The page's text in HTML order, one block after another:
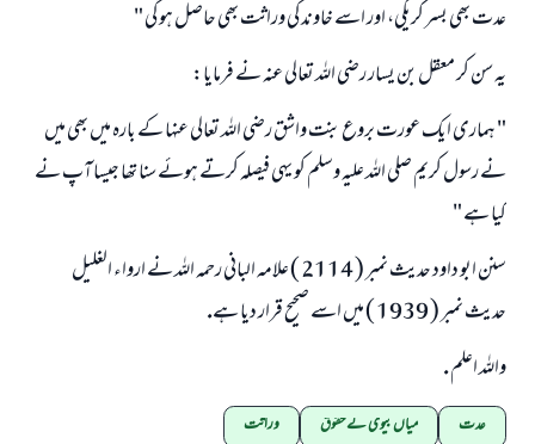
عدت بھى بسر كريگى، اور اسے خاوند كى وراثت بھى حاصل ہو گى "
يہ سن كر معقل بن يسار رضى اللہ تعالى عنہ نے فرمايا:
" ہمارى ايك عورت بروع بنت واشق رضى اللہ تعالى عنہا كے بارہ ميں بھى ميں
نے رسول كريم صلى اللہ عليہ وسلم كو يہى فيصلہ كرتے ہوئے سنا تھا جيسا آپ نے
كيا ہے "
سنن ابو داود حديث نمبر ( 2114 ) علامہ البانى رحمہ اللہ نے ارواء الغليل
حديث نمبر ( 1939 ) ميں اسے صحيح قرار ديا ہے.
واللہ اعلم .
عدت میاں بیوی کے حقوق وراثت